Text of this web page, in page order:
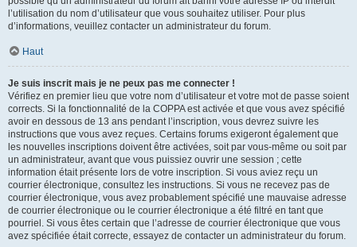
l’utilisation du nom d’utilisateur que vous souhaitez utiliser. Pour plus
d’informations, veuillez contacter un administrateur du forum.
Haut
Je suis inscrit mais je ne peux pas me connecter !
Vérifiez en premier lieu que votre nom d’utilisateur et votre mot de passe soient
corrects. Si la fonctionnalité de la COPPA est activée et que vous avez spécifié
avoir en dessous de 13 ans pendant l’inscription, vous devrez suivre les
instructions que vous avez reçues. Certains forums exigeront également que
les nouvelles inscriptions doivent être activées, soit par vous-même ou soit par
un administrateur, avant que vous puissiez ouvrir une session ; cette
information était présente lors de votre inscription. Si vous aviez reçu un
courrier électronique, consultez les instructions. Si vous ne recevez pas de
courrier électronique, vous avez probablement spécifié une mauvaise adresse
de courrier électronique ou le courrier électronique a été filtré en tant que
pourriel. Si vous êtes certain que l’adresse de courrier électronique que vous
avez spécifiée était correcte, essayez de contacter un administrateur du forum.